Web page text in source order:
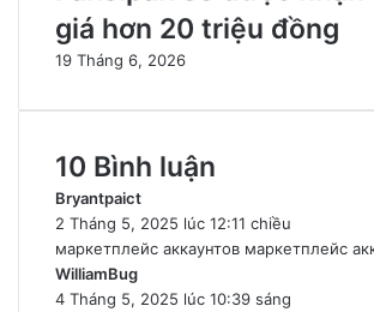
giá hơn 20 triệu đồng
19 Tháng 6, 2026
10 Bình luận
Bryantpaict
i
ế
:
2 Tháng 5, 2025 lúc 12:11 chiều
маркетплейс аккаунтов маркетплейс
WilliamBug
4 Tháng 5, 2025 lúc 10:39 sáng